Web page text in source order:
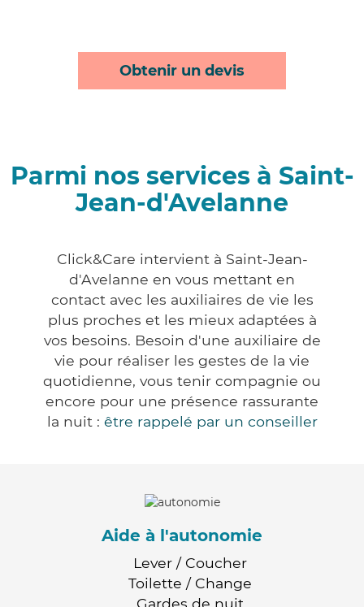
Obtenir un devis
Parmi nos services à Saint-
Jean-d'Avelanne
Click&Care intervient à Saint-Jean-
d'Avelanne en vous mettant en
contact avec les auxiliaires de vie les
plus proches et les mieux adaptées à
vos besoins. Besoin d'une auxiliaire de
vie pour réaliser les gestes de la vie
quotidienne, vous tenir compagnie ou
encore pour une présence rassurante
la nuit : être rappelé par un conseiller
Aide à l'autonomie
Lever / Coucher
Toilette / Change
Gardes de nuit